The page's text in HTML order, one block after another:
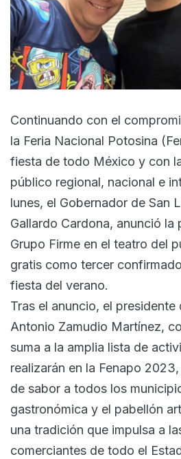
Continuando con el
la Feria Nacional Potosina
fiesta de todo México y con
público regional, nacional e
lunes, el Gobernador de San
Gallardo Cardona, anunció la
Grupo Firme en el teatro del
gratis como tercer
fiesta del verano.
Tras el anuncio, el
Antonio Zamudio Martínez,
suma a la amplia lista de
realizarán en la Fenapo
de sabor a todos los
gastronómica y el pabellón
una tradición que impulsa a
comerciantes de todo el